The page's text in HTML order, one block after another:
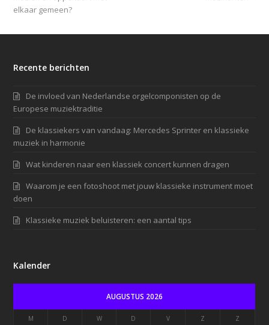
elkaar gemeen?
Recente berichten
De invloed van Nederlandse orgelcomponisten op de
Europese muziektraditie
De klassiekers van vandaag: Mercedes Sprinter en klassieke
muziek in harmonie
Wat kinderen naar een klassiek concert kunnen dragen
Waarom je een fotoshoot met jouw klassieke instrument moet
doen
Klassieke muziek beluisteren: een aantal tips
Kalender
AUGUSTUS 2026
M D W D V Z
Z